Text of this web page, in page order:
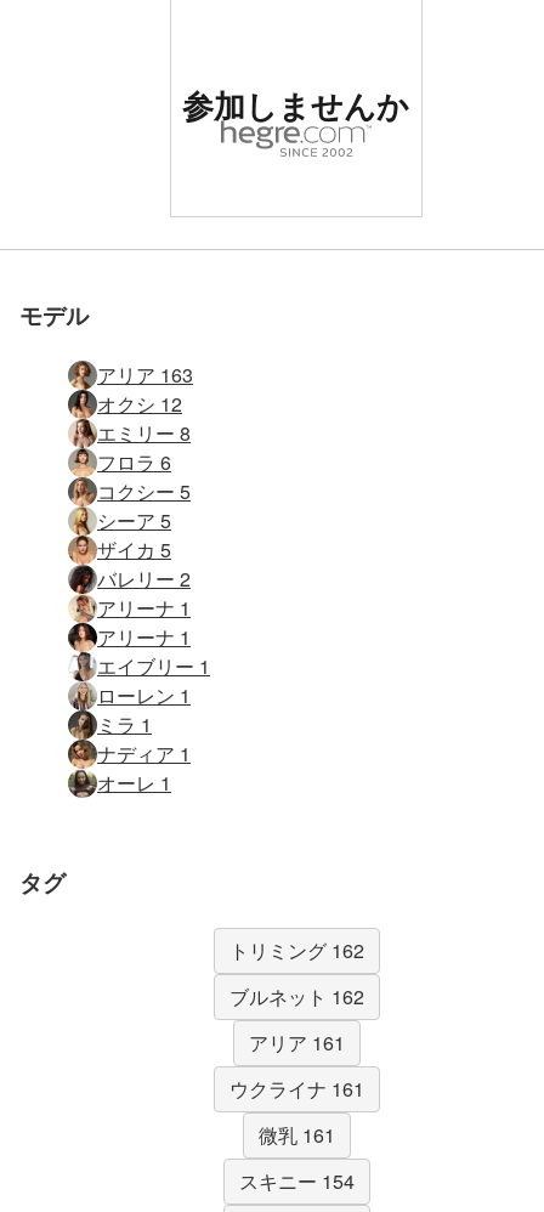
を受けたエロサイト
参加しませんか
Alya 裸の水着モデル
Alya ベッドタイム ヌード
アリア 清潔で穏やか
Alya モデル写真家
アリアヌードショー
完璧な造形のアリア
世界でナンバー1の評価
を受けたエロサイト
参加しませんか
アリア プールガール
Alya モデルと写真家
アリア ファッション エロチカ
天使によるアリアアート
アリア自撮りアリア ホーム ヌード
世界でナンバー1の評価
を受けたエロサイト
参加しませんか
アリア ブラック プール
アリアヌードエレガンスAlya スタジオ フォレスト ヌード
Alya ブラック メッシュ スイムスーツ
アリアの濡れた水着
Alya 超解像ヌード自撮り
世界でナンバー1の評価
を受けたエロサイト
参加しませんか
アリアミラーアリアのヌード写真家
アリアスリムビューティーアリア 30 とロッキング
Alya デザイナー水着
Alya と Oksi ウクライナのヌード モデルAlya による Alya ヌード自然の女神
アリアのコーヒーとチョコレート
アリア ダークチョコレート
Alya と Oksi のバスルーム セッション
世界でナンバー1の評価
を受けたエロサイト
参加しませんか
アリアとオクシのフラワーパワーAlya による Alya の驚くべきミューズ
アリアピンクのランジェリー
Alya と Oksi のミラー アーティスト
Alya と Oksi のエロティックなファンタジーアリアとオクシ ウクライナのユートピア
世界でナンバー1の評価
を受けたエロサイト
参加しませんか
アリアヌードアート
アリアとオクシ ウクライナ統一
アリアとオクシのガールフレンド
オクシを撃つアリア
Alya と Oksi の女性ファンタジー
Alya と Oksi のヌード モデル
世界でナンバー1の評価
を受けたエロサイト
参加しませんか
Alya と Oksi のヌード自画像
モデル
アリア 163
オクシ 12
エミリー 8
フロラ 6
コクシー 5
シーア 5
ザイカ 5
バレリー 2
アリーナ 1
アリーナ 1
エイブリー 1
ローレン 1
ミラ 1
ナディア 1
オーレ 1
タグ
トリミング 162
ブルネット 162
アリア 161
ウクライナ 161
微乳 161
スキニー 154